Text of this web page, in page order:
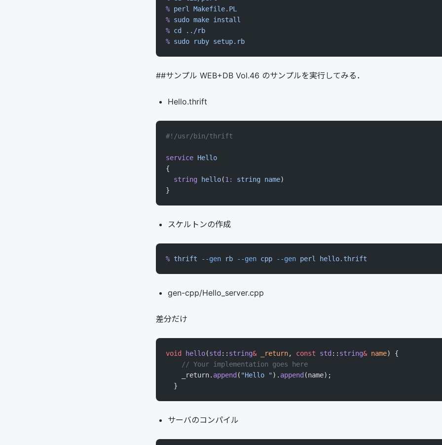
% perl
Makefile.PL
% sudo make install
% cd
../rb
% sudo ruby setup.rb
##サンプル WEB+DB Vol.46 のサンプルを実行してみる．
Hello.thrift
#!/usr/bin/thrift
service Hello
{
  string
hello(1: string name)
}
スケルトンの作成
% thrift --gen rb --gen cpp --gen perl hello.thrift
gen-cpp/Hello_server.cpp
差分だけ
void hello(std :: string& _return, const std :: string& name) {
    // Your implementation goes here
    _return.
append ( "Hello "). append (name);
  }
サーバのコンパイル